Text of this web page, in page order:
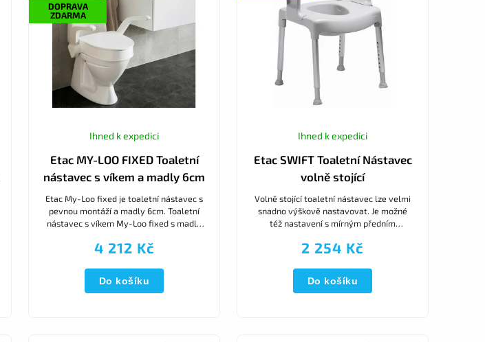
DOPRAVA
ZDARMA
Etac MY-LOO FIXED Toaletní
nástavec s víkem a madly 6cm
Ihned k expedici
4 212 Kč
Do košíku
Etac My-Loo fixed je toaletní nástavec s
pevnou montáží a madly 6cm. Toaletní
nástavec s víkem My-Loo fixed s madly
podporu na toaletě....
Etac SWIFT Toaletní Nástavec
volně stojící
Ihned k expedici
2 254 Kč
Do košíku
Volně stojící toaletní nástavec lze velmi
snadno výškově nastavovat. Je možné
též nastavení s mírným předním
vstávání a snižuje tlak na kyčelní...